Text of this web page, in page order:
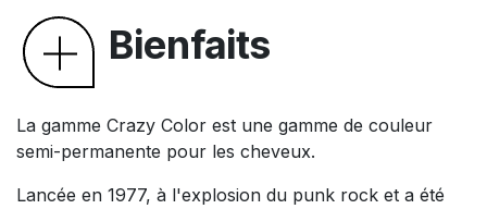
Bienfaits
La gamme Crazy Color est une gamme de couleur
semi-permanente pour les cheveux.
Lancée en 1977, à l'explosion du punk rock et a été